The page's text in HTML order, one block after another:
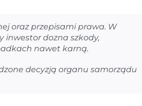
oraz przepisami prawa. W
inwestor dozna szkody,
nawet karną.
decyzją organu samorządu